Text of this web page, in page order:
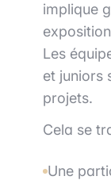
implique
Les
et juniors
projets.
Cela se
Une